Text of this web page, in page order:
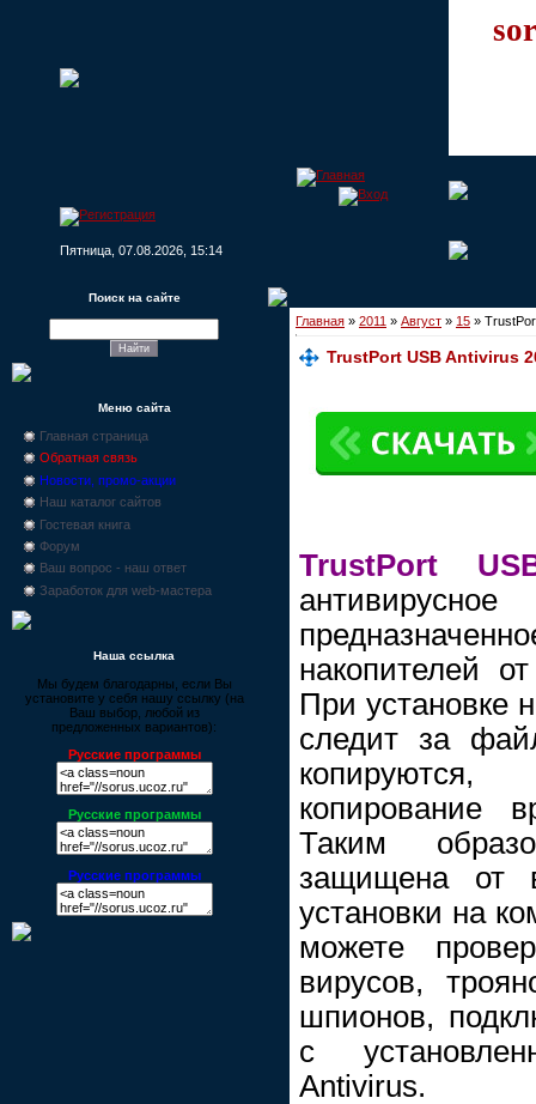
Пятница, 07.08.2026, 15:14
Поиск на сайте
Меню сайта
Главная страница
Обратная связь
Новости, промо-акции
Наш каталог сайтов
Гостевая книга
Форум
Ваш вопрос - наш ответ
Заработок для web-мастера
Наша ссылка
Мы будем благодарны, если Вы
установите у себя нашу ссылку (на
Ваш выбор, любой из
предложенных вариантов):
Русские программы
Русские программы
Русские программы
Главная » 2011 » Август » 15 »
TrustPort USB Antivirus
TrustPort
накопителей
При установке
следит за
копирование
Таким
защищена от
установки на
можете
вирусов,
шпионов,
с
Antivirus.